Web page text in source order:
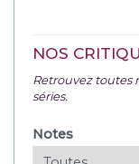
NOS
Retrouvez toutes
séries.
Notes